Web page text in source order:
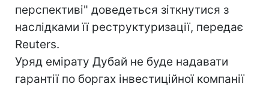
перспективі" доведеться зіткнутися з
наслідками її реструктуризації, передає
Reuters.
Уряд емірату Дубай не буде надавати
гарантії по боргах інвестиційної компанії